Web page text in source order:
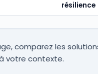
résilience
comparez les
votre contexte.